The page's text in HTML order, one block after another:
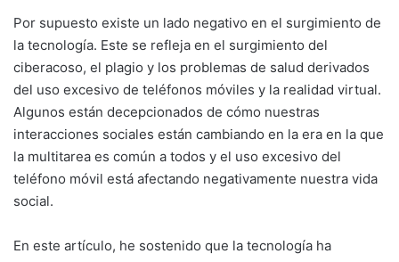
Por supuesto existe un lado negativo en el surgimiento de
la tecnología. Este se refleja en el surgimiento del
ciberacoso, el plagio y los problemas de salud derivados
del uso excesivo de teléfonos móviles y la realidad virtual.
Algunos están decepcionados de cómo nuestras
interacciones sociales están cambiando en la era en la que
la multitarea es común a todos y el uso excesivo del
teléfono móvil está afectando negativamente nuestra vida
social.
En este artículo, he sostenido que la tecnología ha